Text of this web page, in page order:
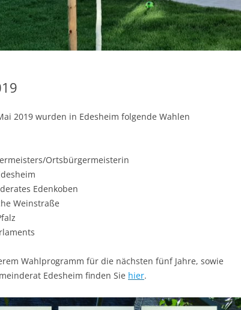
ERGEBNISSE DER
KOMMUNALWAHL 2014
KOMMUNALWAHL 2019
UNSER WAHLPROGRAMM FÜR DIE
WAHLPERIODE 2024 – 2029
2019 wurden in Edesheim folgende Wahlen
Ortsbürgermeisterin
Edenkoben
Weinstraße
Wahlprogramm für die nächsten fünf Jahre, sowie
Edesheim finden Sie hier.